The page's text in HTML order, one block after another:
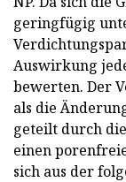
geringfügig
Auswirkung
bewerten. Der
als die
geteilt durch
einen
sich aus der